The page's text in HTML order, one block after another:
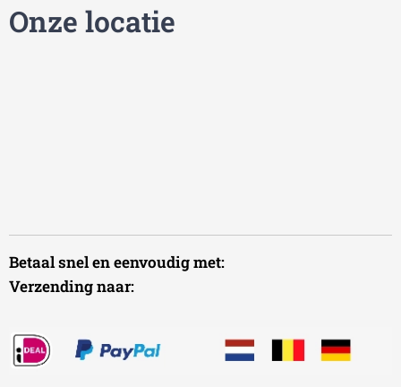
Onze locatie
Betaal snel en eenvoudig met:
Verzending naar: